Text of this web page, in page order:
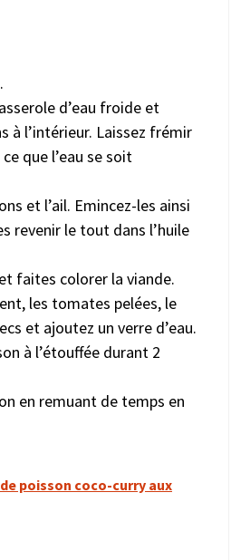
d’eau froide et
à l’intérieur. Laissez frémir
que l’eau se soit
et l’ail. Emincez-les ainsi
revenir le tout dans l’huile
faites colorer la viande.
les tomates pelées, le
et ajoutez un verre d’eau.
à l’étouffée durant 2
en remuant de temps en
poisson coco-curry aux